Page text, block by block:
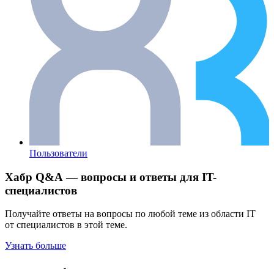
Пользователи
Хабр Q&A — вопросы и ответы для IT-
специалистов
Получайте ответы на вопросы по любой теме из области IT
от специалистов в этой теме.
Узнать больше